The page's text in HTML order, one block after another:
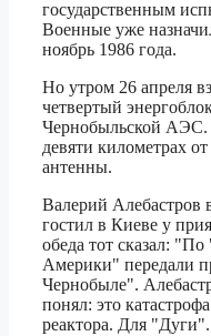
государственным
Военные уже
ноябрь 1986 года.
Но утром 26 апреля
четвертый
Чернобыльской АЭС.
девяти километрах
антенны.
Валерий Алебастров
гостил в Киеве у
обеда тот сказал: "По
Америки" передали
Чернобыле".
понял: это
реактора. Для "Дуги".